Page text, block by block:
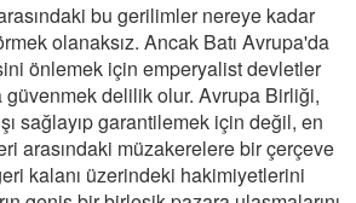
bu gerilimler nereye kadar
olanaksız. Ancak Batı Avrupa'da
önlemek için emperyalist devletler
güvenmek delilik olur. Avrupa Birliği,
sağlayıp garantilemek için değil, en
arasındaki müzakerelere bir çerçeve
kalanı üzerindeki hakimiyetlerini